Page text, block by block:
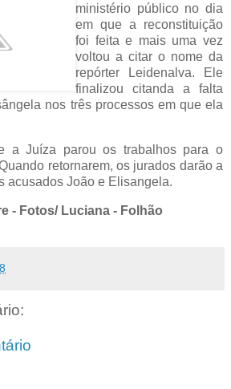
ministério público no dia
em que a reconstituição
foi feita e mais uma vez
voltou a citar o nome da
repórter Leidenalva. Ele
finalizou citanda a falta
nos três processos em que ela
a Juíza parou os trabalhos para o
retornarem, os jurados darão a
acusados João e Elisangela.
- Fotos/ Luciana - Folhão